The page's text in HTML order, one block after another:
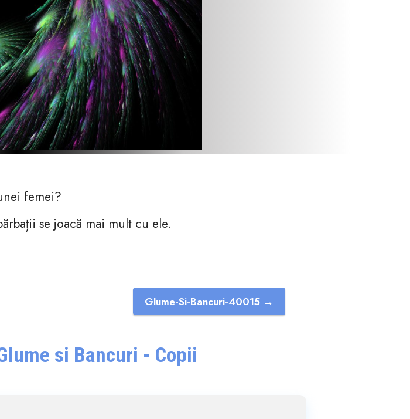
femei?
se joacă mai mult cu ele.
Glume-Si-Bancuri-40015 →
si Bancuri - Copii